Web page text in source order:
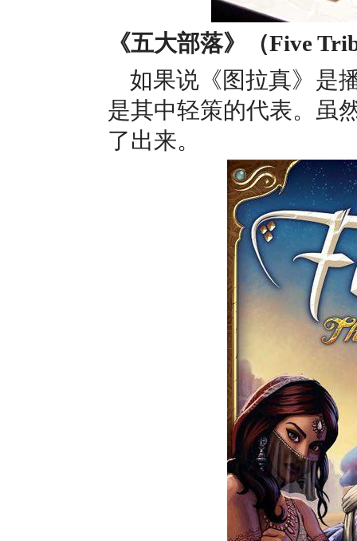
《五大部落》（Five
如果说《图拉真》是
是其中轻策的代表。虽
了出来。